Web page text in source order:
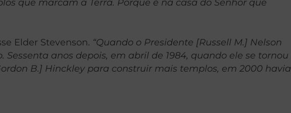
que marcam a Terra. Porque é na casa do Senhor que
Elder Stevenson. “Quando o Presidente [Russell M.] Nelson
anos depois, em abril de 1984, quando ele se tornou
B.] Hinckley para construir mais templos, em 2000 havia